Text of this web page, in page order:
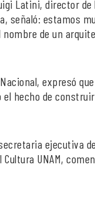
Latini, director de
señaló: estamos
de un
expresó
hecho de
ejecutiva
Cultura UNAM,